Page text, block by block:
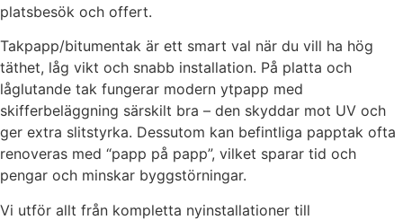
platsbesök och offert.
Takpapp/bitumentak är ett smart val när du vill ha hög
täthet, låg vikt och snabb installation. På platta och
låglutande tak fungerar modern ytpapp med
skifferbeläggning särskilt bra – den skyddar mot UV och
ger extra slitstyrka. Dessutom kan befintliga papptak ofta
renoveras med “papp på papp”, vilket sparar tid och
pengar och minskar byggstörningar.
Vi utför allt från kompletta nyinstallationer till